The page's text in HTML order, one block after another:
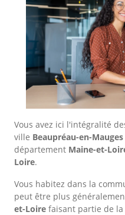
Vous avez ici l'intégralité
ville Beaupréau-en-Mauges
département Maine-et-
Loire.
Vous habitez dans la
peut être plus
et-Loire faisant partie de la